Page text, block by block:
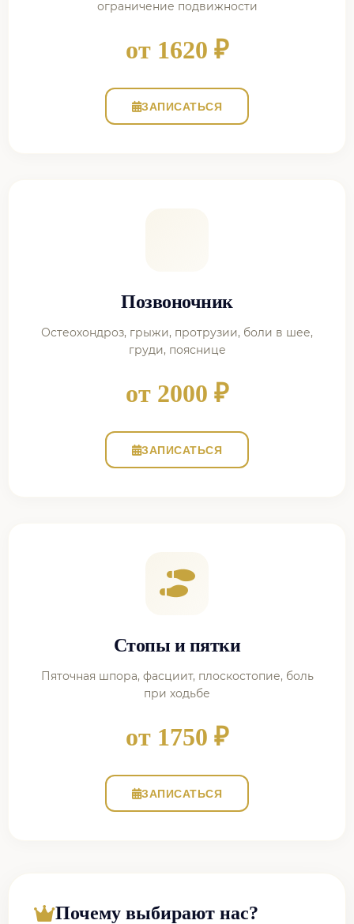
ограничение подвижности
от 1620 ₽
ЗАПИСАТЬСЯ
Позвоночник
Остеохондроз, грыжи, протрузии, боли в шее,
груди, пояснице
от 2000 ₽
ЗАПИСАТЬСЯ
Стопы и пятки
Пяточная шпора, фасциит, плоскостопие, боль
при ходьбе
от 1750 ₽
ЗАПИСАТЬСЯ
Почему выбирают нас?